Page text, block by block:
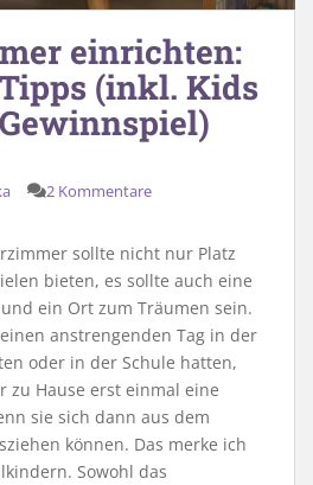
einrichten:
(inkl. Kids
2 Kommentare
sollte nicht nur Platz
bieten, es sollte auch eine
ein Ort zum Träumen sein.
anstrengenden Tag in der
oder in der Schule hatten,
zu Hause erst einmal eine
sie sich dann aus dem
können. Das merke ich
Sowohl das